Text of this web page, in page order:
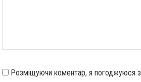
Розміщуючи коментар, я погоджуюся з